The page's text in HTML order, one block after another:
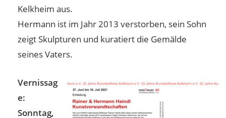
Kelkheim aus.
Hermann ist im Jahr 2013 verstorben, sein Sohn
zeigt Skulpturen und kuratiert die Gemälde
seines Vaters.
Vernissag
e:
Sonntag,